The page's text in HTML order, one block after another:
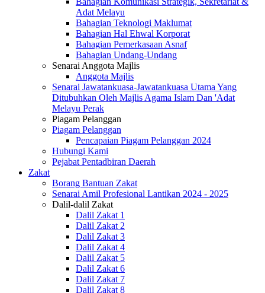
Adat Melayu
Bahagian Teknologi Maklumat
Bahagian Hal Ehwal Korporat
Bahagian Pemerkasaan Asnaf
Bahagian Undang-Undang
Senarai Anggota Majlis
Anggota Majlis
Senarai Jawatankuasa-Jawatankuasa Utama Yang
Ditubuhkan Oleh Majlis Agama Islam Dan 'Adat
Melayu Perak
Piagam Pelanggan
Piagam Pelanggan
Pencapaian Piagam Pelanggan 2024
Hubungi Kami
Pejabat Pentadbiran Daerah
Zakat
Borang Bantuan Zakat
Senarai Amil Profesional Lantikan 2024 - 2025
Dalil-dalil Zakat
Dalil Zakat 1
Dalil Zakat 2
Dalil Zakat 3
Dalil Zakat 4
Dalil Zakat 5
Dalil Zakat 6
Dalil Zakat 7
Dalil Zakat 8